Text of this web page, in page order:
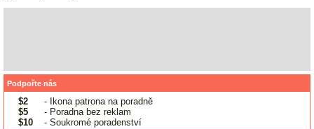
Podpořte nás
$2
- Ikona patrona na poradně
$5
- Poradna bez reklam
$10
- Soukromé poradenství